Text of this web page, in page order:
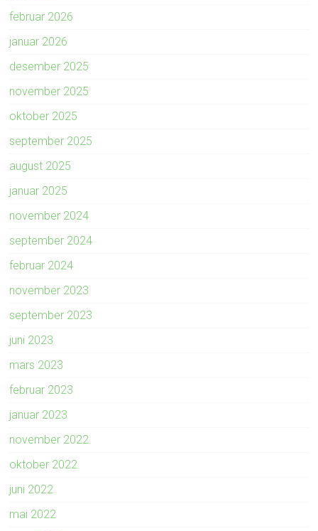
februar 2026
januar 2026
desember 2025
november 2025
oktober 2025
september 2025
august 2025
januar 2025
november 2024
september 2024
februar 2024
november 2023
september 2023
juni 2023
mars 2023
februar 2023
januar 2023
november 2022
oktober 2022
juni 2022
mai 2022